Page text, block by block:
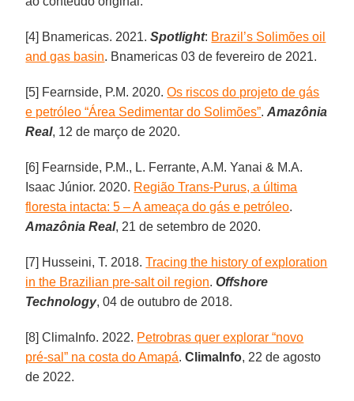
[4] Bnamericas. 2021.Spotlight: Brazil’s Solimões oil
and gas basin. Bnamericas 03 de fevereiro de 2021.
[5] Fearnside, P.M. 2020.Os riscos do projeto de gás
e petróleo “Área Sedimentar do Solimões”.Amazônia
Real, 12 de março de 2020.
[6] Fearnside, P.M., L. Ferrante, A.M. Yanai & M.A.
Isaac Júnior. 2020. Região Trans-Purus, a última
floresta intacta: 5 – A ameaça do gás e petróleo.
Amazônia Real, 21 de setembro de 2020.
[7] Husseini, T. 2018.Tracing the history of exploration
in the Brazilian pre-salt oil region.Offshore
Technology, 04 de outubro de 2018.
[8] ClimaInfo. 2022. Petrobras quer explorar “novo
pré-sal” na costa do Amapá.ClimaInfo, 22 de agosto
de 2022.